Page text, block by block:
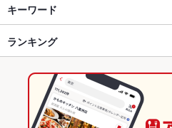
烏丸御池・四条烏丸 × 焼肉・ホルモン
烏丸御池・四条烏丸 × 焼肉
烏丸駅 × 焼肉・ホルモン
烏丸駅 × 焼肉
四条烏丸 × 焼肉・ホルモン
四条烏丸 × 焼肉
京都 × 焼肉・ホルモン
烏丸駅
四条駅
キーワード
にんにく料理
ランキング
京都のグルメランキング
京都の焼肉・ホルモンランキング